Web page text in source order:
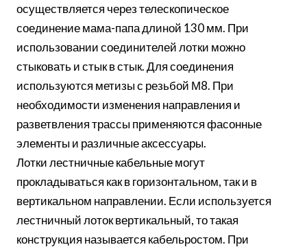
осуществляется через телескопическое
соединение мама-папа длиной 130 мм. При
использовании соединителей лотки можно
стыковать и стык в стык. Для соединения
используются метизы с резьбой М8. При
необходимости изменения направления и
разветвления трассы применяются фасонные
элементы и различные аксессуары.
Лотки лестничные кабельные могут
прокладываться как в горизонтальном, так и в
вертикальном направлении. Если используется
лестничный лоток вертикальный, то такая
конструкция называется кабельростом. При